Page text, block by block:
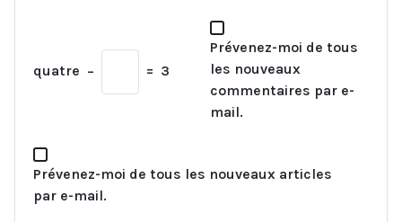
quatre − = 3
Prévenez-moi de tous
les nouveaux
commentaires par e-
mail.
Prévenez-moi de tous les nouveaux articles
par e-mail.